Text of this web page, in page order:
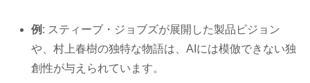
例 : スティーブ・ジョブズが展開した製品ビジョン
や、村上春樹の独特な物語は、AIには模倣できない独
創性が与えられています。